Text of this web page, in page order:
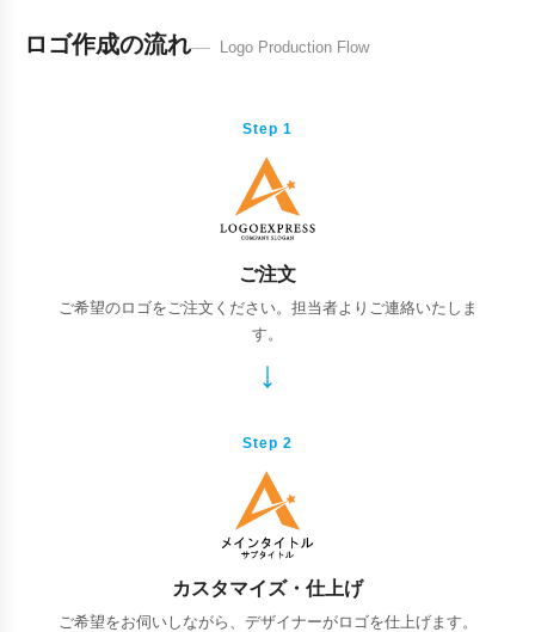
ロゴ作成の流れ Logo Production Flow
Step 1
ご注文
ご希望のロゴをご注文ください。担当者よりご連絡いたしま
す。
Step 2
カスタマイズ・仕上げ
ご希望をお伺いしながら、デザイナーがロゴを仕上げます。